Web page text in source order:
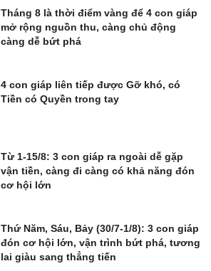
Tháng 8 là thời điểm vàng để 4 con giáp
mở rộng nguồn thu, càng chủ động
càng dễ bứt phá
4 con giáp liên tiếp được Gỡ khó, có
Tiền có Quyền trong tay
Từ 1-15/8: 3 con giáp ra ngoài dễ gặp
vận tiền, càng đi càng có khả năng đón
cơ hội lớn
Thứ Năm, Sáu, Bảy (30/7-1/8): 3 con giáp
đón cơ hội lớn, vận trình bứt phá, tương
lai giàu sang thẳng tiến